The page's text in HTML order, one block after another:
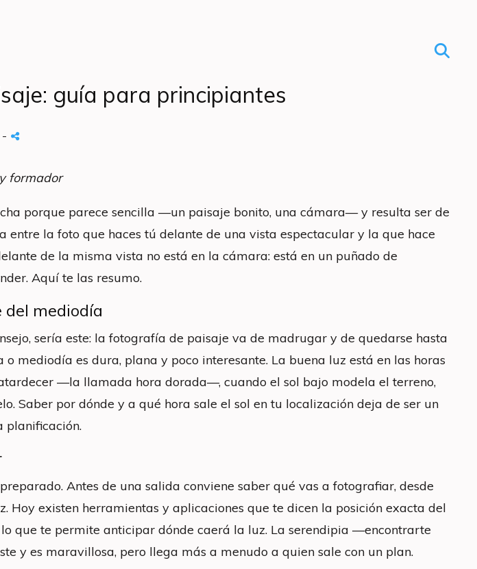
guía para principiantes
-
formador
porque parece sencilla —un paisaje bonito, una cámara— y resulta ser de
entre la foto que haces tú delante de una vista espectacular y la que hace
de la misma vista no está en la cámara: está en un puñado de
Aquí te las resumo.
del mediodía
sería este: la fotografía de paisaje va de madrugar y de quedarse hasta
mediodía es dura, plana y poco interesante. La buena luz está en las horas
—la llamada hora dorada—, cuando el sol bajo modela el terreno,
Saber por dónde y a qué hora sale el sol en tu localización deja de ser un
planificación.
Antes de una salida conviene saber qué vas a fotografiar, desde
Hoy existen herramientas y aplicaciones que te dicen la posición exacta del
que te permite anticipar dónde caerá la luz. La serendipia —encontrarte
y es maravillosa, pero llega más a menudo a quien sale con un plan.